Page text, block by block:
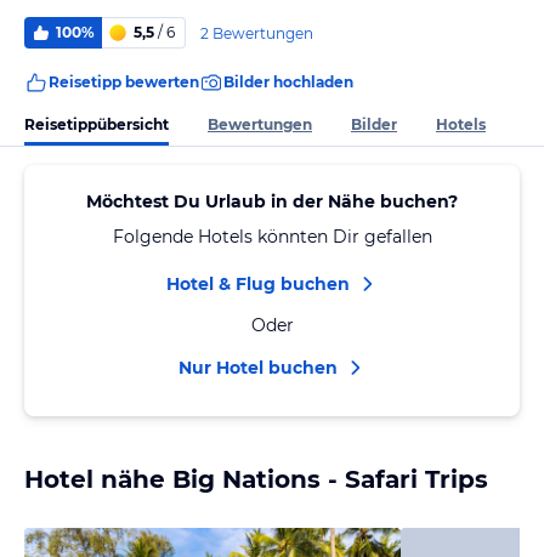
100% 5,5 / 6 2 Bewertungen
Reisetipp bewerten Bilder hochladen
Reisetippübersicht Bewertungen Bilder Hotels
Möchtest Du Urlaub in der Nähe buchen?
Folgende Hotels könnten Dir gefallen
Hotel & Flug buchen
Oder
Nur Hotel buchen
Hotel nähe Big Nations - Safari Trips